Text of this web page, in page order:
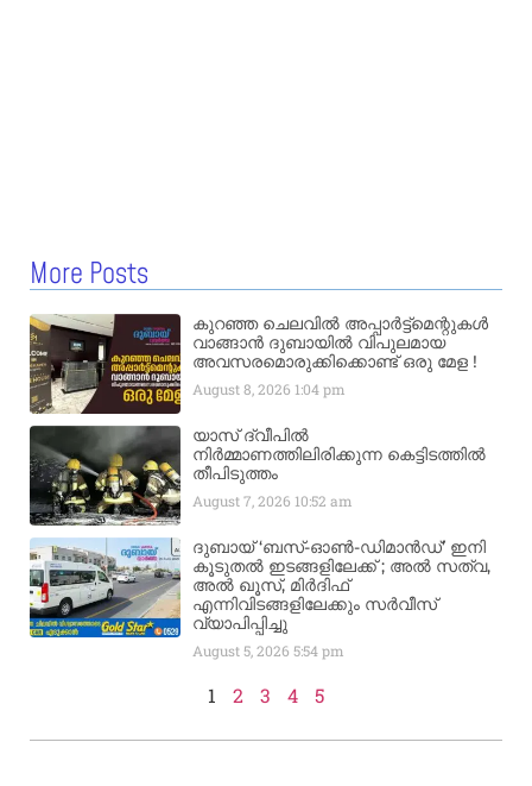
More Posts
കുറഞ്ഞ ചെലവിൽ അപ്പാർട്ട്മെന്റുകൾ
വാങ്ങാൻ ദുബായിൽ വിപുലമായ
അവസരമൊരുക്കിക്കൊണ്ട് ഒരു മേള !
August 8, 2026 1:04 pm
യാസ് ദ്വീപിൽ
നിർമ്മാണത്തിലിരിക്കുന്ന കെട്ടിടത്തിൽ
തീപിടുത്തം
August 7, 2026 10:52 am
ദുബായ് ‘ബസ്-ഓൺ-ഡിമാൻഡ്’ ഇനി
കൂടുതൽ ഇടങ്ങളിലേക്ക് ; അൽ സത്വ,
അൽ ഖൂസ്, മിർദിഫ്
എന്നിവിടങ്ങളിലേക്കും സർവീസ്
വ്യാപിപ്പിച്ചു
August 5, 20265:54 pm
1 2 3 4 5